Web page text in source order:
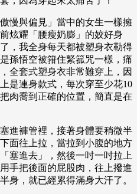
慢與偏見」當中的女生一樣擁
炫耀「腰瘦奶膨」的姣好身
，我全身每天都被塑身衣勒得
孫悟空被箝住緊箛咒一樣，痛
全套式塑身衣非常難穿上，因
是連身款式，每次穿至少花10
肉喬到正確的位置，簡直是在
進褲管裡，接著身體要稍微半
面往上拉，當拉到小腹的地方
塞進去」，然後一吋一吋拉上
手把後面的屁股肉，往上撥進
身，就已經累得滿身大汗了。